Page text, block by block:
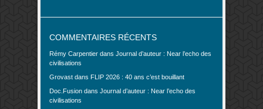
COMMENTAIRES RÉCENTS
Rémy Carpentier dans Journal d’auteur : Near l’echo des
civilisations
Grovast dans FLIP 2026 : 40 ans c’est bouillant
Doc.Fusion dans Journal d’auteur : Near l’echo des
civilisations